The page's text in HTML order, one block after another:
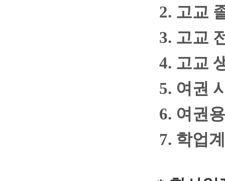
2. 고교
3. 고교
4. 고교
5. 여권
6. 여권
7. 학업